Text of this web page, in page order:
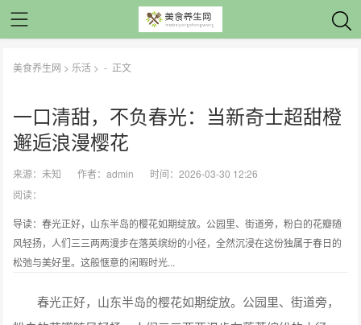
美食养生网 > 乐活 > - 正文
一口清甜，不负春光：当新奇士超甜橙
邂逅浪漫樱花
来源：未知 作者：admin
时间：2026-03-30 12:26
阅读：
导读：春光正好，山东半岛的樱花如期绽放。公园里、街道旁，粉白的花瓣随
风轻扬，人们三三两两漫步在落英缤纷的小径，全然沉浸在这份独属于春日的
松弛与美好里。这般惬意的闲暇时光...
春光正好，山东半岛的樱花如期绽放。公园里、街道旁，